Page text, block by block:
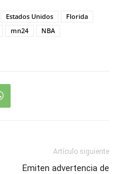
Estados Unidos
Florida
mn24
NBA
Artículo siguiente
Emiten advertencia de